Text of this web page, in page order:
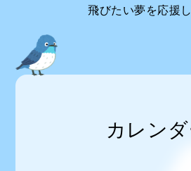
飛びたい夢を応援し
カレン